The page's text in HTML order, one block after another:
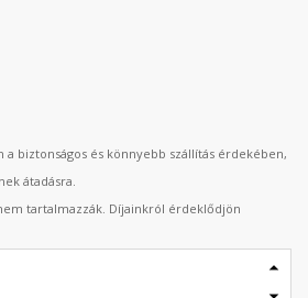
biztonságos és könnyebb szállítás érdekében,
átadásra.
tartalmazzák. Díjainkról érdeklődjön